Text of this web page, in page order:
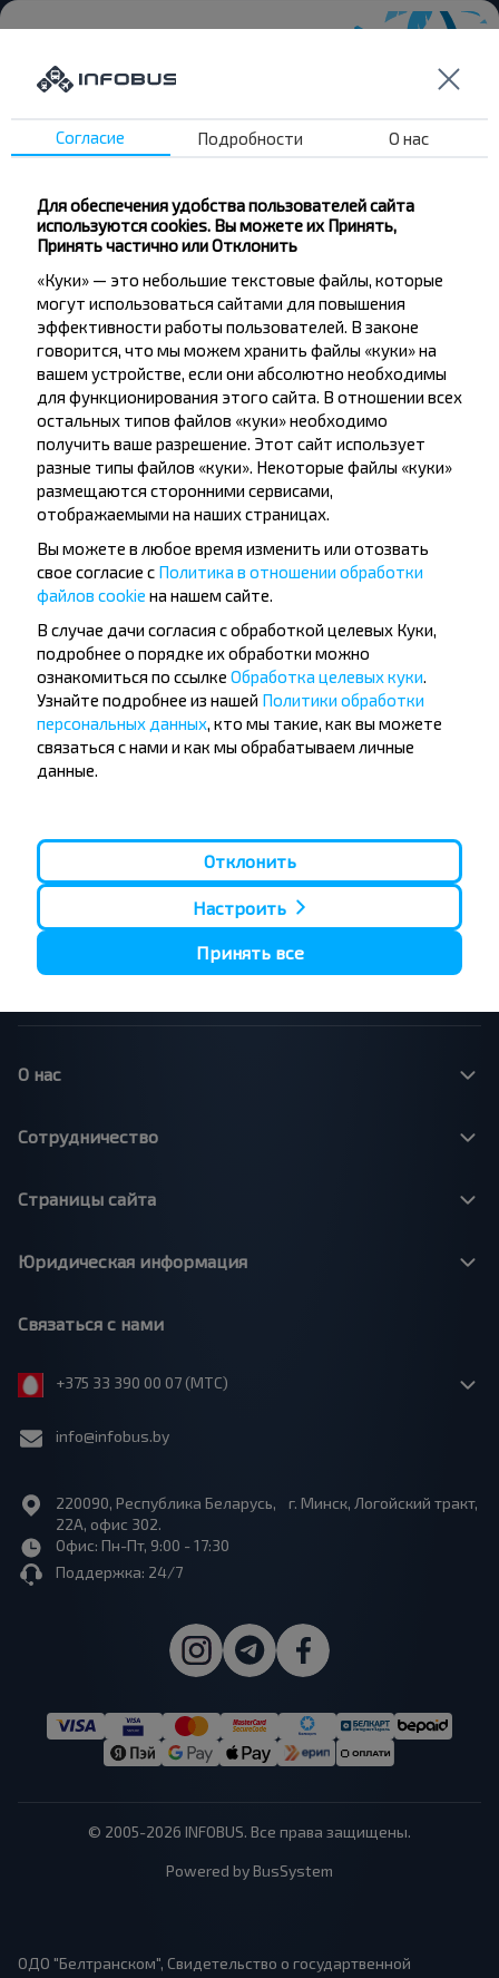
Хотите
путешествовать
дешевле?
Не пропусти специальные акции, скидки и
другие интересные предложения INFOBUS.
Подпишись на получение новостей и
путешествуй с нами дешевле!
Подписаться
Популярные автобусные
направления
Орша - Могилёв
Минск - Несвиж
Минск - Могилёв
Минск - Брест
Минск - Барановичи
Гомель - Минск
Брест - Тересполь
Брест - Беловежская Пуща
Вильнюс - Минск
Полоцк - Рига
Минск - Вильнюс
Минск - Москва
Москва - Барановичи
Брест - Варшава
О нас
Сотрудничество
Страницы сайта
Юридическая информация
Связаться с нами
+375 33 390 00 07 (МТС)
info@infobus.by
220090, Республика Беларусь, г. Минск, Логойский тракт,
22А, офис 302.
Офис: Пн-Пт, 9:00 - 17:30
Поддержка: 24/7
© 2005-2026 INFOBUS. Все права защищены.
Powered by BusSystem
ОДО "Белтранском", Свидетельство о государтвенной
Согласие Подробности О нас
Для обеспечения удобства пользователей сайта
используются cookies. Вы можете их Принять,
Принять частично или Отклонить
«Куки» — это небольшие текстовые файлы, которые
могут использоваться сайтами для повышения
эффективности работы пользователей. В законе
говорится, что мы можем хранить файлы «куки» на
вашем устройстве, если они абсолютно необходимы
для функционирования этого сайта. В отношении всех
остальных типов файлов «куки» необходимо
получить ваше разрешение. Этот сайт использует
разные типы файлов «куки». Некоторые файлы «куки»
размещаются сторонними сервисами,
отображаемыми на наших страницах.
Вы можете в любое время изменить или отозвать
свое согласие с Политика в отношении обработки
файлов cookie на нашем сайте.
В случае дачи согласия с обработкой целевых Куки,
подробнее о порядке их обработки можно
ознакомиться по ссылке Обработка целевых куки.
Узнайте подробнее из нашей Политики обработки
персональных данных, кто мы такие, как вы можете
связаться с нами и как мы обрабатываем личные
данные.
Отклонить
Настроить
Принять все